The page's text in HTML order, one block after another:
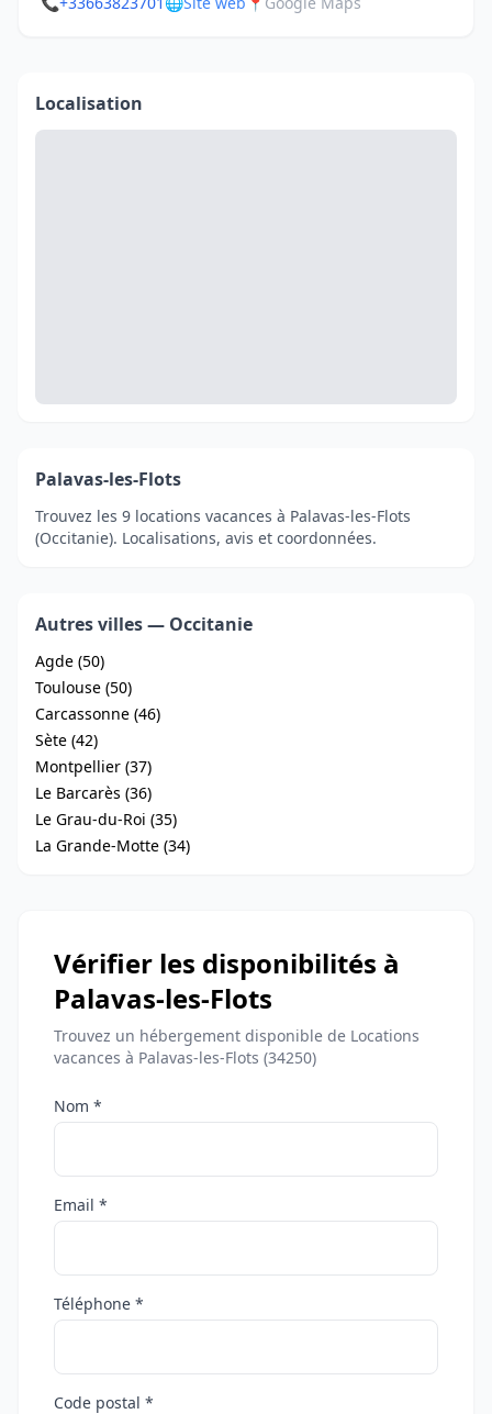
Localisation
Palavas-les-Flots
Trouvez les 9 locations vacances à Palavas-les-Flots
(Occitanie). Localisations, avis et coordonnées.
Autres villes — Occitanie
Agde (50)
Toulouse (50)
Carcassonne (46)
Sète (42)
Montpellier (37)
Le Barcarès (36)
Le Grau-du-Roi (35)
La Grande-Motte (34)
Vérifier les disponibilités à
Palavas-les-Flots
Trouvez un hébergement disponible de Locations
vacances à Palavas-les-Flots (34250)
Nom *
Email *
Téléphone *
Code postal *